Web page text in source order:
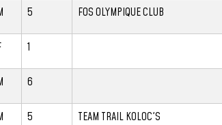
5 FOS OLYMPIQUE CLUB
1
6
5 TEAM TRAIL KOLOC'S